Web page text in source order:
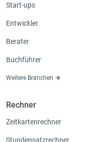
Start-ups
Entwickler
Berater
Buchführer
Weitere Branchen
Rechner
Zeitkartenrechner
Stundensatzrechner